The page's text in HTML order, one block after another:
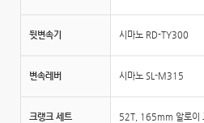
뒷변속기 시마노 RD-TY300
변속레버 시마노 SL-M315
크랭크 세트 52T, 165mm 알로이